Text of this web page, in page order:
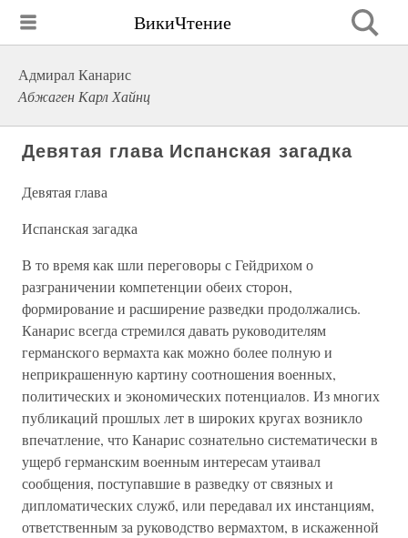
ВикиЧтение
Адмирал Канарис
Абжаген Карл Хайнц
Девятая глава Испанская загадка
Девятая глава
Испанская загадка
В то время как шли переговоры с Гейдрихом о
разграничении компетенции обеих сторон,
формирование и расширение разведки продолжались.
Канарис всегда стремился давать руководителям
германского вермахта как можно более полную и
неприкрашенную картину соотношения военных,
политических и экономических потенциалов. Из многих
публикаций прошлых лет в широких кругах возникло
впечатление, что Канарис сознательно систематически в
ущерб германским военным интересам утаивал
сообщения, поступавшие в разведку от связных и
дипломатических служб, или передавал их инстанциям,
ответственным за руководство вермахтом, в искаженной